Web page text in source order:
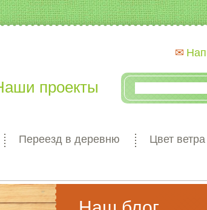
Переезд в деревню Цвет ветра
проекты